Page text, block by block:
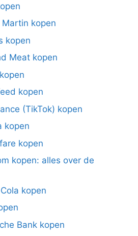
kopen
kopen
Meat kopen
kopen
(TikTok) kopen
kopen
kopen
kopen: alles over de
kopen
Bank kopen